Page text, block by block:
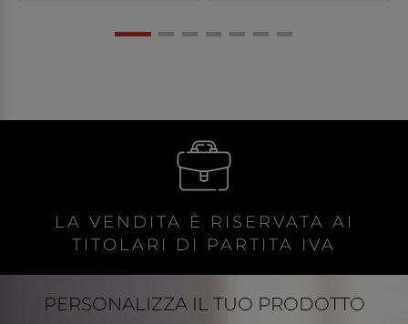
LA VENDITA È RISERVATA AI
TITOLARI DI PARTITA IVA
PERSONALIZZA IL TUO PRODOTTO